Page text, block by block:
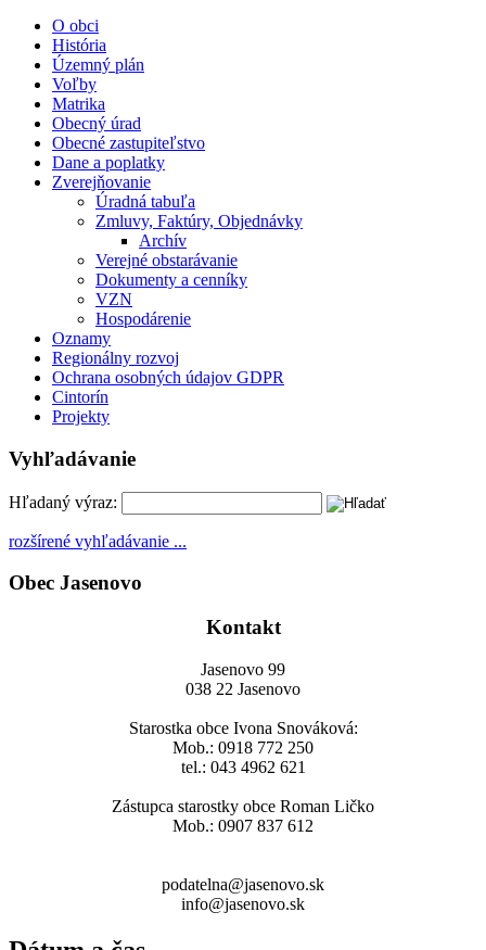
O obci
História
Územný plán
Voľby
Matrika
Obecný úrad
Obecné zastupiteľstvo
Dane a poplatky
Zverejňovanie
Úradná tabuľa
Zmluvy, Faktúry, Objednávky
Archív
Verejné obstarávanie
Dokumenty a cenníky
VZN
Hospodárenie
Oznamy
Regionálny rozvoj
Ochrana osobných údajov GDPR
Cintorín
Projekty
Vyhľadávanie
Hľadaný výraz:
rozšírené vyhľadávanie ...
Obec Jasenovo
Kontakt
Jasenovo 99
038 22 Jasenovo
Starostka obce Ivona Snováková:
Mob.: 0918 772 250
tel.: 043 4962 621
Zástupca starostky obce Roman Ličko
Mob.: 0907 837 612
podatelna@jasenovo.sk
info@jasenovo.sk